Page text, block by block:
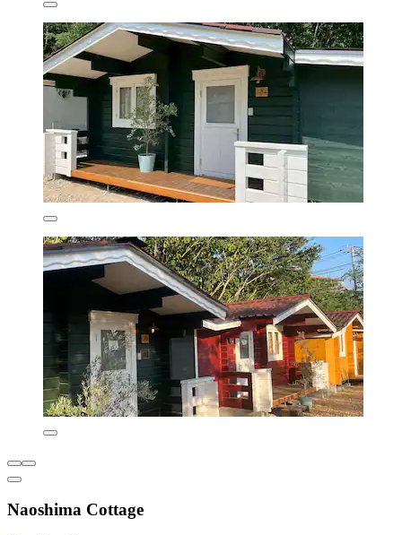
Naoshima Cottage